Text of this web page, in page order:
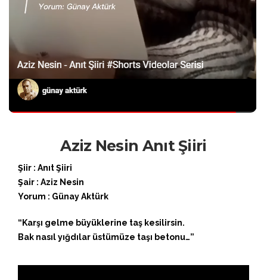
Aziz Nesin Anıt Şiiri
Şiir : Anıt Şiiri
Şair : Aziz Nesin
Yorum : Günay Aktürk
“Karşı gelme büyüklerine taş kesilirsin.
Bak nasıl yığdılar üstümüze taşı betonu…”